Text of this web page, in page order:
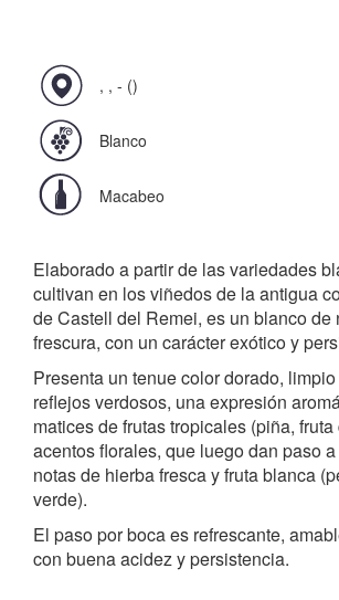
, , - ()
Blanco
Macabeo
Elaborado a partir de las variedades
cultivan en los viñedos de la antigua
de Castell del Remei, es un blanco de
frescura, con un carácter exótico y
Presenta un tenue color dorado,
reflejos verdosos, una expresión
matices de frutas tropicales (piña,
acentos florales, que luego dan paso
notas de hierba fresca y fruta blanca
verde).
El paso por boca es refrescante,
con buena acidez y persistencia.